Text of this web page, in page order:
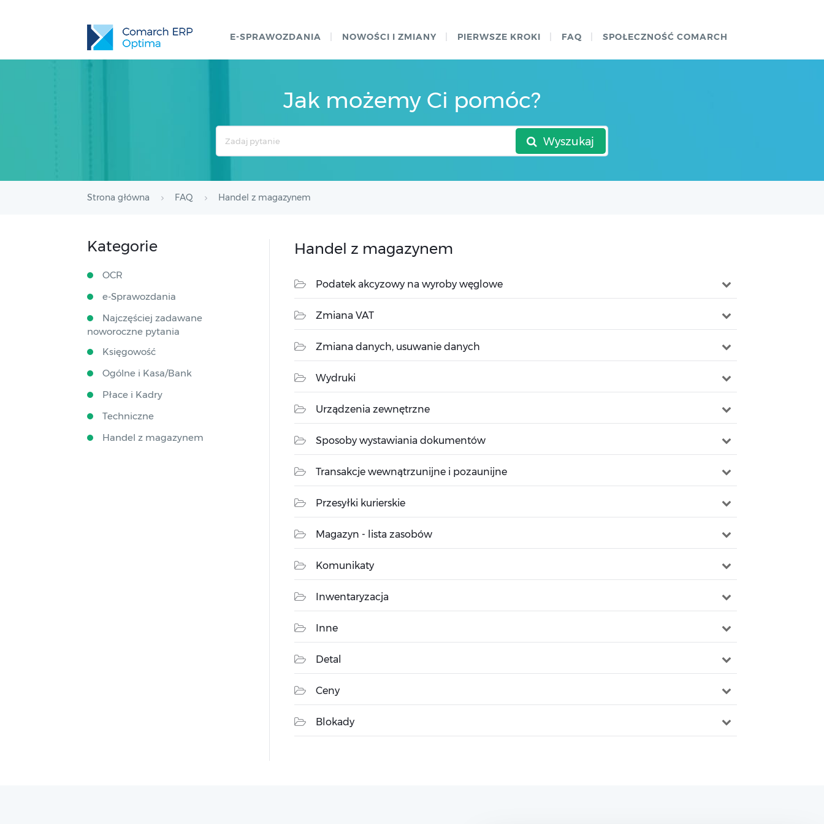
E-SPRAWOZDANIA NOWOŚCI I ZMIANY PIERWSZE KROKI FAQ SPOŁECZNOŚĆ COMARCH
Jak możemy Ci pomóc?
Wyszukaj
Strona główna FAQ Handel z magazynem
Handel z magazynem
Podatek akcyzowy na wyroby węglowe
Zmiana VAT
Zmiana danych, usuwanie danych
Wydruki
Urządzenia zewnętrzne
Sposoby wystawiania dokumentów
Transakcje wewnątrzunijne i pozaunijne
Przesyłki kurierskie
Magazyn - lista zasobów
Komunikaty
Inwentaryzacja
Inne
Detal
Ceny
Blokady
Kategorie
OCR
e-Sprawozdania
Najczęściej zadawane
noworoczne pytania
Księgowość
Ogólne i Kasa/Bank
Płace i Kadry
Techniczne
Handel z magazynem